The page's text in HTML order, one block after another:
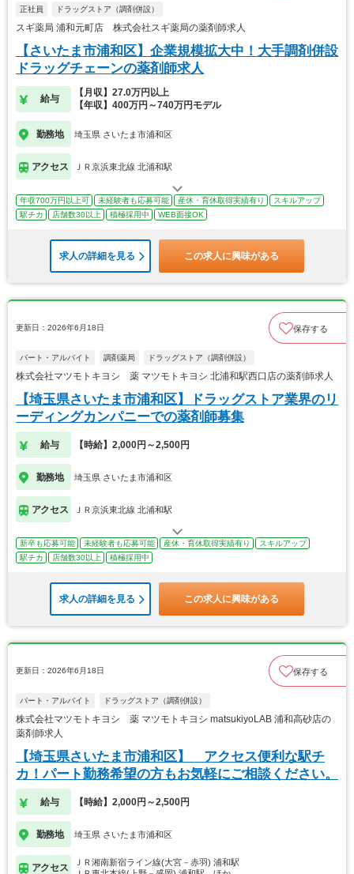
正社員 ドラッグストア（調剤併設）
スギ薬局 浦和元町店 株式会社スギ薬局の薬剤師求人
【さいたま市浦和区】企業規模拡大中！大手調剤併設
ドラッグチェーンの薬剤師求人
給与
【月収】27.0万円以上
【年収】400万円～740万円モデル
勤務地 埼玉県 さいたま市浦和区
アクセス ＪＲ京浜東北線 北浦和駅
年収700万円以上可 未経験者も応募可能 産休・育休取得実績有り
スキルアップ
駅チカ
店舗数30以上 積極採用中 WEB面接OK
求人の詳細を見る この求人に興味がある
更新日：2026年6月18日 保存する
パート・アルバイト 調剤薬局 ドラッグストア（調剤併設）
株式会社マツモトキヨシ 薬 マツモトキヨシ 北浦和駅西口店の薬剤師求人
【埼玉県さいたま市浦和区】ドラッグストア業界のリ
ーディングカンパニーでの薬剤師募集
給与 【時給】2,000円～2,500円
勤務地 埼玉県 さいたま市浦和区
アクセス ＪＲ京浜東北線 北浦和駅
新卒も応募可能 未経験者も応募可能 産休・育休取得実績有り
スキルアップ
駅チカ
店舗数30以上 積極採用中
求人の詳細を見る この求人に興味がある
更新日：2026年6月18日 保存する
パート・アルバイト ドラッグストア（調剤併設）
株式会社マツモトキヨシ 薬 マツモトキヨシ matsukiyoLAB 浦和高砂店の
薬剤師求人
【埼玉県さいたま市浦和区】 アクセス便利な駅チ
カ！パート勤務希望の方もお気軽にご相談ください。
給与 【時給】2,000円～2,500円
勤務地 埼玉県 さいたま市浦和区
アクセス
ＪＲ湘南新宿ライン線(大宮－赤羽) 浦和駅